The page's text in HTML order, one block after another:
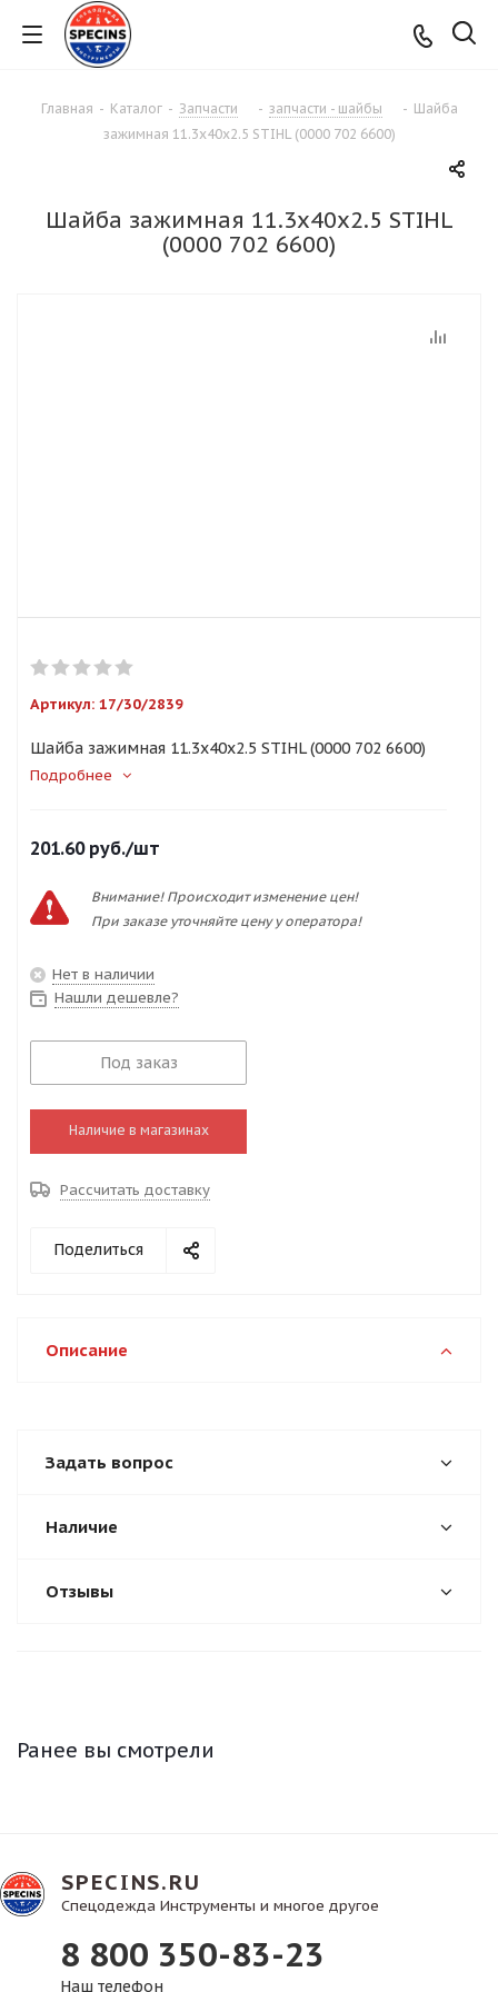
Главная - Каталог - Запчасти - запчасти - шайбы - Шайба
зажимная 11.3х40х2.5 STIHL (0000 702 6600)
Шайба зажимная 11.3х40х2.5 STIHL
(0000 702 6600)
Артикул: 17/30/2839
Шайба зажимная 11.3х40х2.5 STIHL (0000 702 6600)
Подробнее
201.60руб./шт
Внимание! Происходит изменение цен!
При заказе уточняйте цену у оператора!
Нет в наличии
Нашли дешевле?
Под заказ
Наличие в магазинах
Рассчитать доставку
Поделиться
Описание
Задать вопрос
Наличие
Отзывы
Ранее вы смотрели
SPECINS.RU
Спецодежда Инструменты и многое другое
8 800 350-83-23
Наш телефон